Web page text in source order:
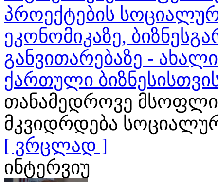
პროექტების
ეკონომიკაზე,
განვითარებაზე -
ქართული
თანამედროვე
მკვიდრდება
[ ვრცლად ]
ინტერვიუ